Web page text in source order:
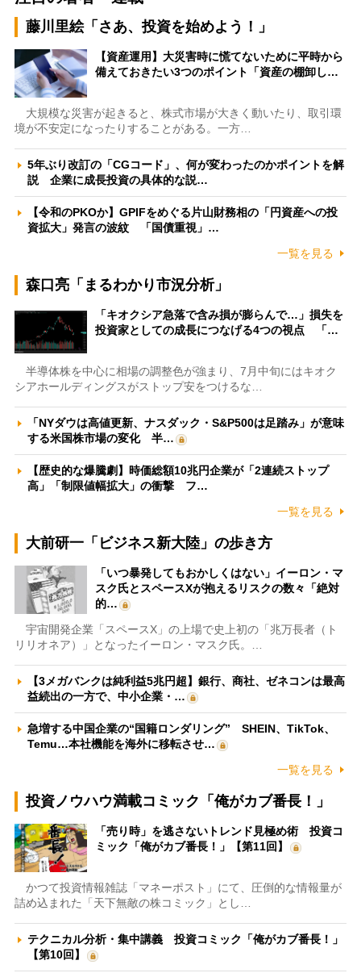
藤川里絵「さあ、投資を始めよう！」
【資産運用】大災害時に慌てないために平時から
備えておきたい3つのポイント「資産の棚卸し…
大規模な災害が起きると、株式市場が大きく動いたり、取引環
境が不安定になったりすることがある。一方…
5年ぶり改訂の「CGコード」、何が変わったのかポイントを解
説 企業に成長投資の具体的な説…
【令和のPKOか】GPIFをめぐる片山財務相の「円資産への投
資拡大」発言の波紋 「国債重視」…
一覧を見る
森口亮「まるわかり市況分析」
「キオクシア急落で含み損が膨らんで…」損失を
投資家としての成長につなげる4つの視点 「…
半導体株を中心に相場の調整色が強まり、7月中旬にはキオク
シアホールディングスがストップ安をつけるな…
「NYダウは高値更新、ナスダック・S&P500は足踏み」が意味
する米国株市場の変化 半…
【歴史的な爆騰劇】時価総額10兆円企業が「2連続ストップ
高」「制限値幅拡大」の衝撃 フ…
一覧を見る
大前研一「ビジネス新大陸」の歩き方
「いつ暴発してもおかしくはない」イーロン・マ
スク氏とスペースXが抱えるリスクの数々「絶対
的…
宇宙開発企業「スペースX」の上場で史上初の「兆万長者（ト
リリオネア）」となったイーロン・マスク氏。…
【3メガバンクは純利益5兆円超】銀行、商社、ゼネコンは最高
益続出の一方で、中小企業・…
急増する中国企業の“国籍ロンダリング” SHEIN、TikTok、
Temu…本社機能を海外に移転させ…
一覧を見る
投資ノウハウ満載コミック「俺がカブ番長！」
「売り時」を逃さないトレンド見極め術 投資コ
ミック「俺がカブ番長！」【第11回】
かつて投資情報雑誌「マネーポスト」にて、圧倒的な情報量が
詰め込まれた「天下無敵の株コミック」とし…
テクニカル分析・集中講義 投資コミック「俺がカブ番長！」
【第10回】